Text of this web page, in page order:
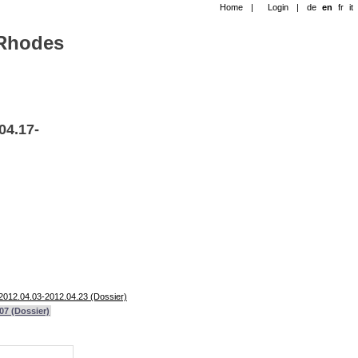
2012.04.23 (Dossier)
(Dossier)
Home | Login | de en fr it